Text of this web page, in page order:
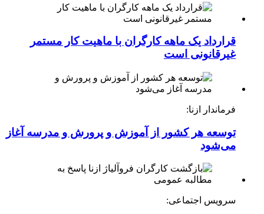
قرارداد یک ماهه کارگران با ماهیت کار مستمر
غیرقانونی است
فرماندار ازنا:
توسعه هر کشور از آموزش و پرورش و مدرسه آغاز
می‌شود
سرویس اجتماعی: